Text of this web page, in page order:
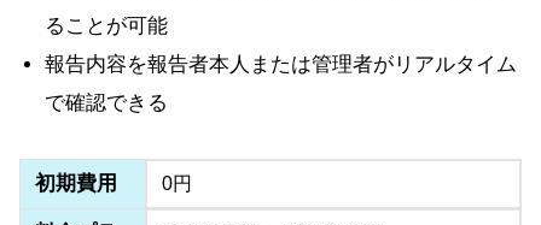
ることが可能
報告内容を報告者本人または管理者がリアルタイム
で確認できる
初期費用 0円